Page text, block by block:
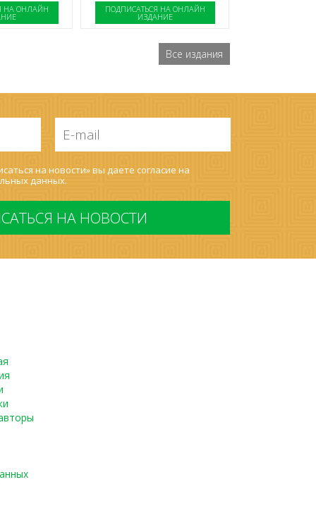
НА ОНЛАЙН ПОДПИСАТЬСЯ НА ОНЛАЙН
ИЗДАНИЕ
Все издания
mail
*
на новости» вы даете согласие на
данных.